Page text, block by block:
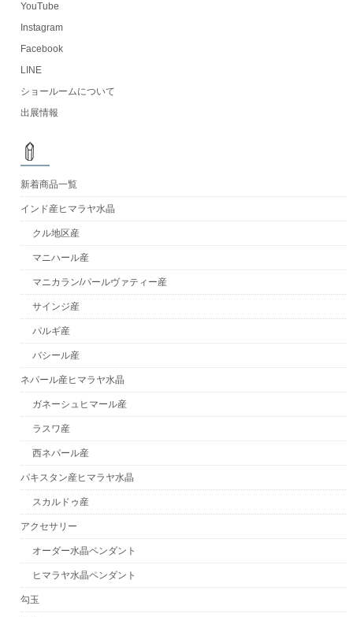
YouTube
Instagram
Facebook
LINE
ショールームについて
出展情報
新着商品一覧
インド産ヒマラヤ水晶
クル地区産
マニハール産
マニカラン/パールヴァティー産
サインジ産
パルギ産
バシール産
ネパール産ヒマラヤ水晶
ガネーシュヒマール産
ラスワ産
西ネパール産
パキスタン産ヒマラヤ水晶
スカルドゥ産
アクセサリー
オーダー水晶ペンダント
ヒマラヤ水晶ペンダント
勾玉